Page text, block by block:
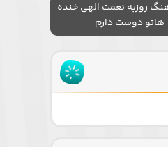
روزبه نعمت الهی خنده
هاتو دوست دارم